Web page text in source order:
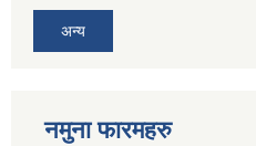
अन्य
नमुना फारमहरु